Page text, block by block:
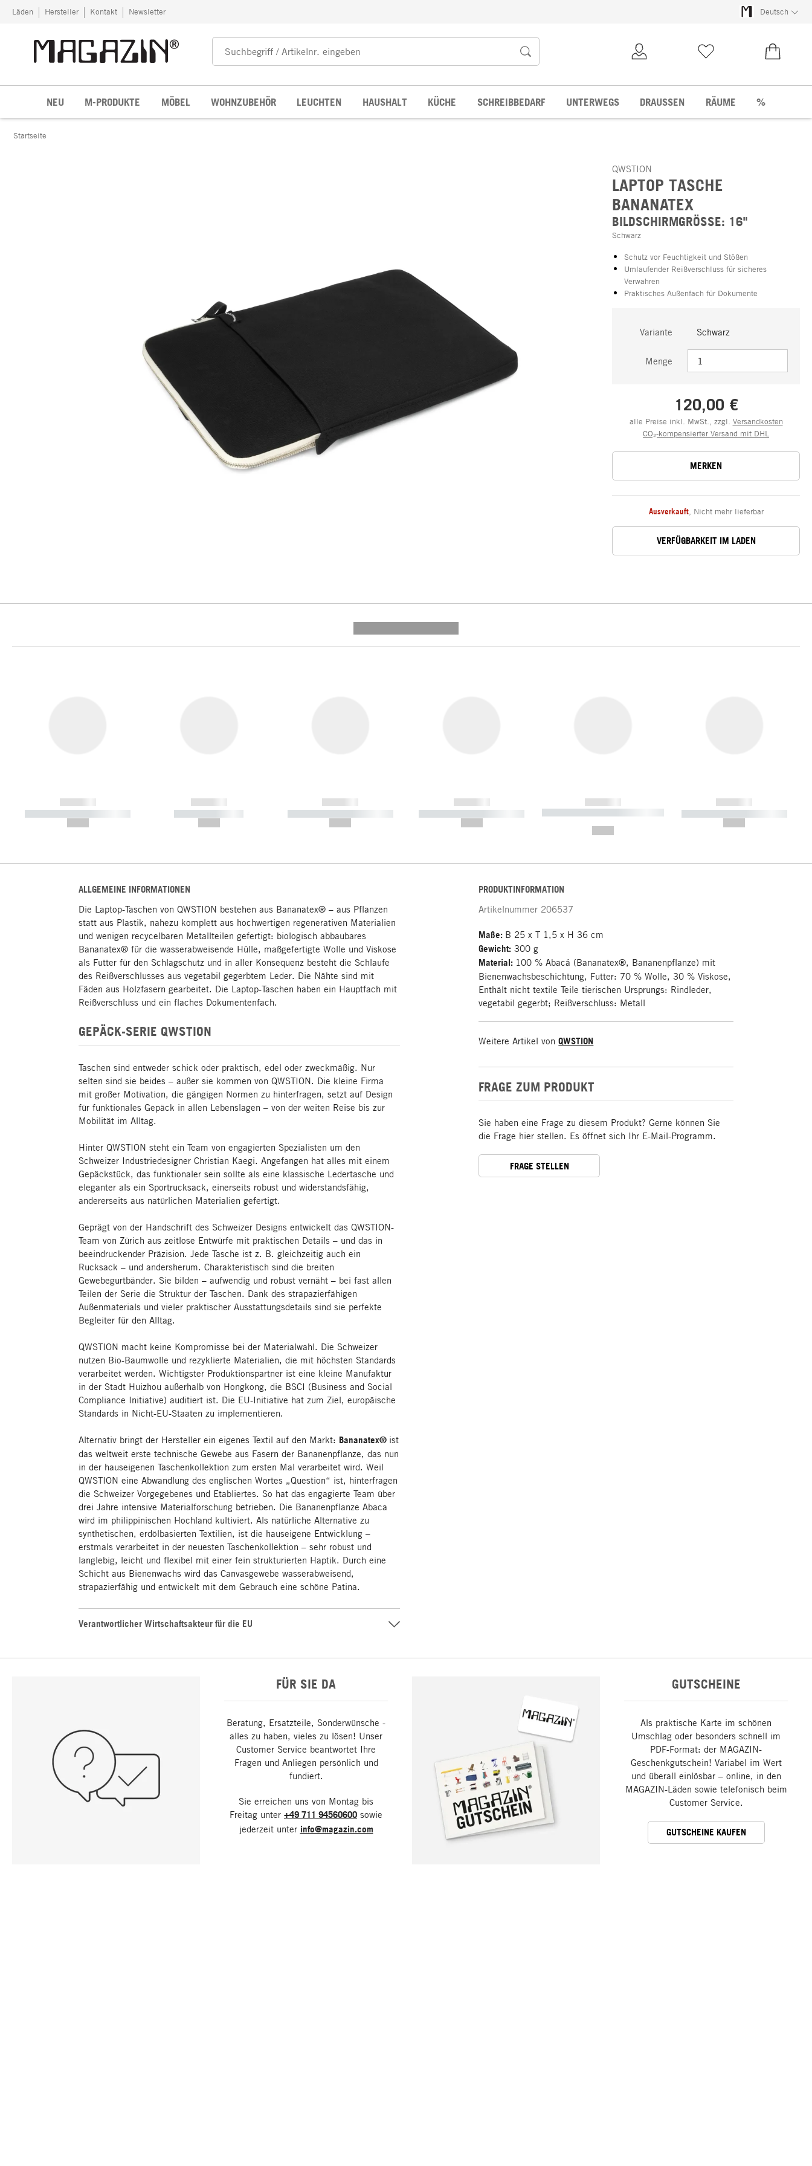
Zum Inhalt springen
Läden Hersteller Kontakt Newsletter Deutsch
NEU M-PRODUKTE MÖBEL WOHNZUBEHÖR LEUCHTEN HAUSHALT KÜCHE SCHREIBBEDARF UNTERWEGS DRAUSSEN RÄUME %
Startseite
QWSTION
LAPTOP TASCHE
BANANATEX
BILDSCHIRMGRÖSSE: 16"
Schwarz
Schutz vor Feuchtigkeit und Stößen
Umlaufender Reißverschluss für sicheres
Verwahren
Praktisches Außenfach für Dokumente
Variante Schwarz
Menge
120,00 €
alle Preise inkl. MwSt., zzgl. Versandkosten
CO₂-kompensierter Versand mit DHL
MERKEN
Ausverkauft, Nicht mehr lieferbar
VERFÜGBARKEIT IM LADEN
------------
----------- ----------- -----------
------------
----------- -----------
------------
----------- ----------- -----------
------------
----------- ----------- -----------
------------
----------- ----------- ----------- ----
------------
----------- ----------- -----------
ALLGEMEINE INFORMATIONEN
Die Laptop-Taschen von QWSTION bestehen aus Bananatex® – aus Pflanzen
statt aus Plastik, nahezu komplett aus hochwertigen regenerativen Materialien
und wenigen recycelbaren Metallteilen gefertigt: biologisch abbaubares
Bananatex® für die wasserabweisende Hülle, maßgefertigte Wolle und Viskose
als Futter für den Schlagschutz und in aller Konsequenz besteht die Schlaufe
des Reißverschlusses aus vegetabil gegerbtem Leder. Die Nähte sind mit
Fäden aus Holzfasern gearbeitet. Die Laptop-Taschen haben ein Hauptfach mit
Reißverschluss und ein flaches Dokumentenfach.
GEPÄCK-SERIE QWSTION
Taschen sind entweder schick oder praktisch, edel oder zweckmäßig. Nur
selten sind sie beides – außer sie kommen von QWSTION. Die kleine Firma
mit großer Motivation, die gängigen Normen zu hinterfragen, setzt auf Design
für funktionales Gepäck in allen Lebenslagen – von der weiten Reise bis zur
Mobilität im Alltag.
Hinter QWSTION steht ein Team von engagierten Spezialisten um den
Schweizer Industriedesigner Christian Kaegi. Angefangen hat alles mit einem
Gepäckstück, das funktionaler sein sollte als eine klassische Ledertasche und
eleganter als ein Sportrucksack, einerseits robust und widerstandsfähig,
andererseits aus natürlichen Materialien gefertigt.
Geprägt von der Handschrift des Schweizer Designs entwickelt das QWSTION-
Team von Zürich aus zeitlose Entwürfe mit praktischen Details – und das in
beeindruckender Präzision. Jede Tasche ist z. B. gleichzeitig auch ein
Rucksack – und andersherum. Charakteristisch sind die breiten
Gewebegurtbänder. Sie bilden – aufwendig und robust vernäht – bei fast allen
Teilen der Serie die Struktur der Taschen. Dank des strapazierfähigen
Außenmaterials und vieler praktischer Ausstattungsdetails sind sie perfekte
Begleiter für den Alltag.
QWSTION macht keine Kompromisse bei der Materialwahl. Die Schweizer
nutzen Bio-Baumwolle und rezyklierte Materialien, die mit höchsten Standards
verarbeitet werden. Wichtigster Produktionspartner ist eine kleine Manufaktur
in der Stadt Huizhou außerhalb von Hongkong, die BSCI (Business and Social
Compliance Initiative) auditiert ist. Die EU-Initiative hat zum Ziel, europäische
Standards in Nicht-EU-Staaten zu implementieren.
Alternativ bringt der Hersteller ein eigenes Textil auf den Markt: Bananatex® ist
das weltweit erste technische Gewebe aus Fasern der Bananenpflanze, das nun
in der hauseigenen Taschenkollektion zum ersten Mal verarbeitet wird. Weil
QWSTION eine Abwandlung des englischen Wortes „Question“ ist, hinterfragen
die Schweizer Vorgegebenes und Etabliertes. So hat das engagierte Team über
drei Jahre intensive Materialforschung betrieben. Die Bananenpflanze Abaca
wird im philippinischen Hochland kultiviert. Als natürliche Alternative zu
synthetischen, erdölbasierten Textilien, ist die hauseigene Entwicklung –
erstmals verarbeitet in der neuesten Taschenkollektion – sehr robust und
langlebig, leicht und flexibel mit einer fein strukturierten Haptik. Durch eine
Schicht aus Bienenwachs wird das Canvasgewebe wasserabweisend,
strapazierfähig und entwickelt mit dem Gebrauch eine schöne Patina.
Verantwortlicher Wirtschaftsakteur für die EU
PRODUKTINFORMATION
Artikelnummer 206537
Maße: B 25 x T 1,5 x H 36 cm
Gewicht: 300 g
Material: 100 % Abacá (Bananatex®, Bananenpflanze) mit
Bienenwachsbeschichtung, Futter: 70 % Wolle, 30 % Viskose,
Enthält nicht textile Teile tierischen Ursprungs: Rindleder,
vegetabil gegerbt; Reißverschluss: Metall
Weitere Artikel von QWSTION
FRAGE ZUM PRODUKT
Sie haben eine Frage zu diesem Produkt? Gerne können Sie
die Frage hier stellen. Es öffnet sich Ihr E-Mail-Programm.
FRAGE STELLEN
FÜR SIE DA
Beratung, Ersatzteile, Sonderwünsche -
alles zu haben, vieles zu lösen! Unser
Customer Service beantwortet Ihre
Fragen und Anliegen persönlich und
fundiert.
Sie erreichen uns von Montag bis
Freitag unter +49 711 94560600 sowie
jederzeit unter info@magazin.com
GUTSCHEINE
Als praktische Karte im schönen
Umschlag oder besonders schnell im
PDF-Format: der MAGAZIN-
Geschenkgutschein! Variabel im Wert
und überall einlösbar – online, in den
MAGAZIN-Läden sowie telefonisch beim
Customer Service.
GUTSCHEINE KAUFEN